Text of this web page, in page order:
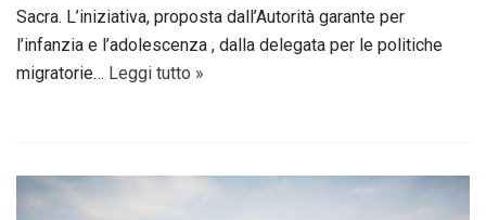
Sacra. L’iniziativa, proposta dall’Autorità garante per
l’infanzia e l’adolescenza , dalla delegata per le politiche
migratorie… Leggi tutto »